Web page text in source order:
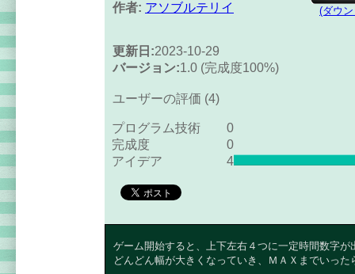
作者: アソブルテリイ (ダウ
更新日:2023-10-29
バージョン:1.0 (完成度100%)
ユーザーの評価 (4)
プログラム技術
0
完成度
0
アイデア
4
ゲーム開始すると、上下左右４つに一定時間数字
どんどん幅が大きくなっていき、ＭＡＸまでいった